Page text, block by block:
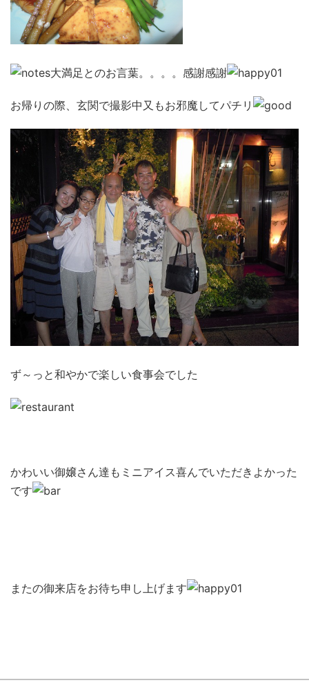
大満足とのお言葉。。。。感謝感謝
お帰りの際、玄関で撮影中又もお邪魔してパチリ
ず～っと和やかで楽しい食事会でした
かわいい御嬢さん達もミニアイス喜んでいただきよかった
です
またの御来店をお待ち申し上げます